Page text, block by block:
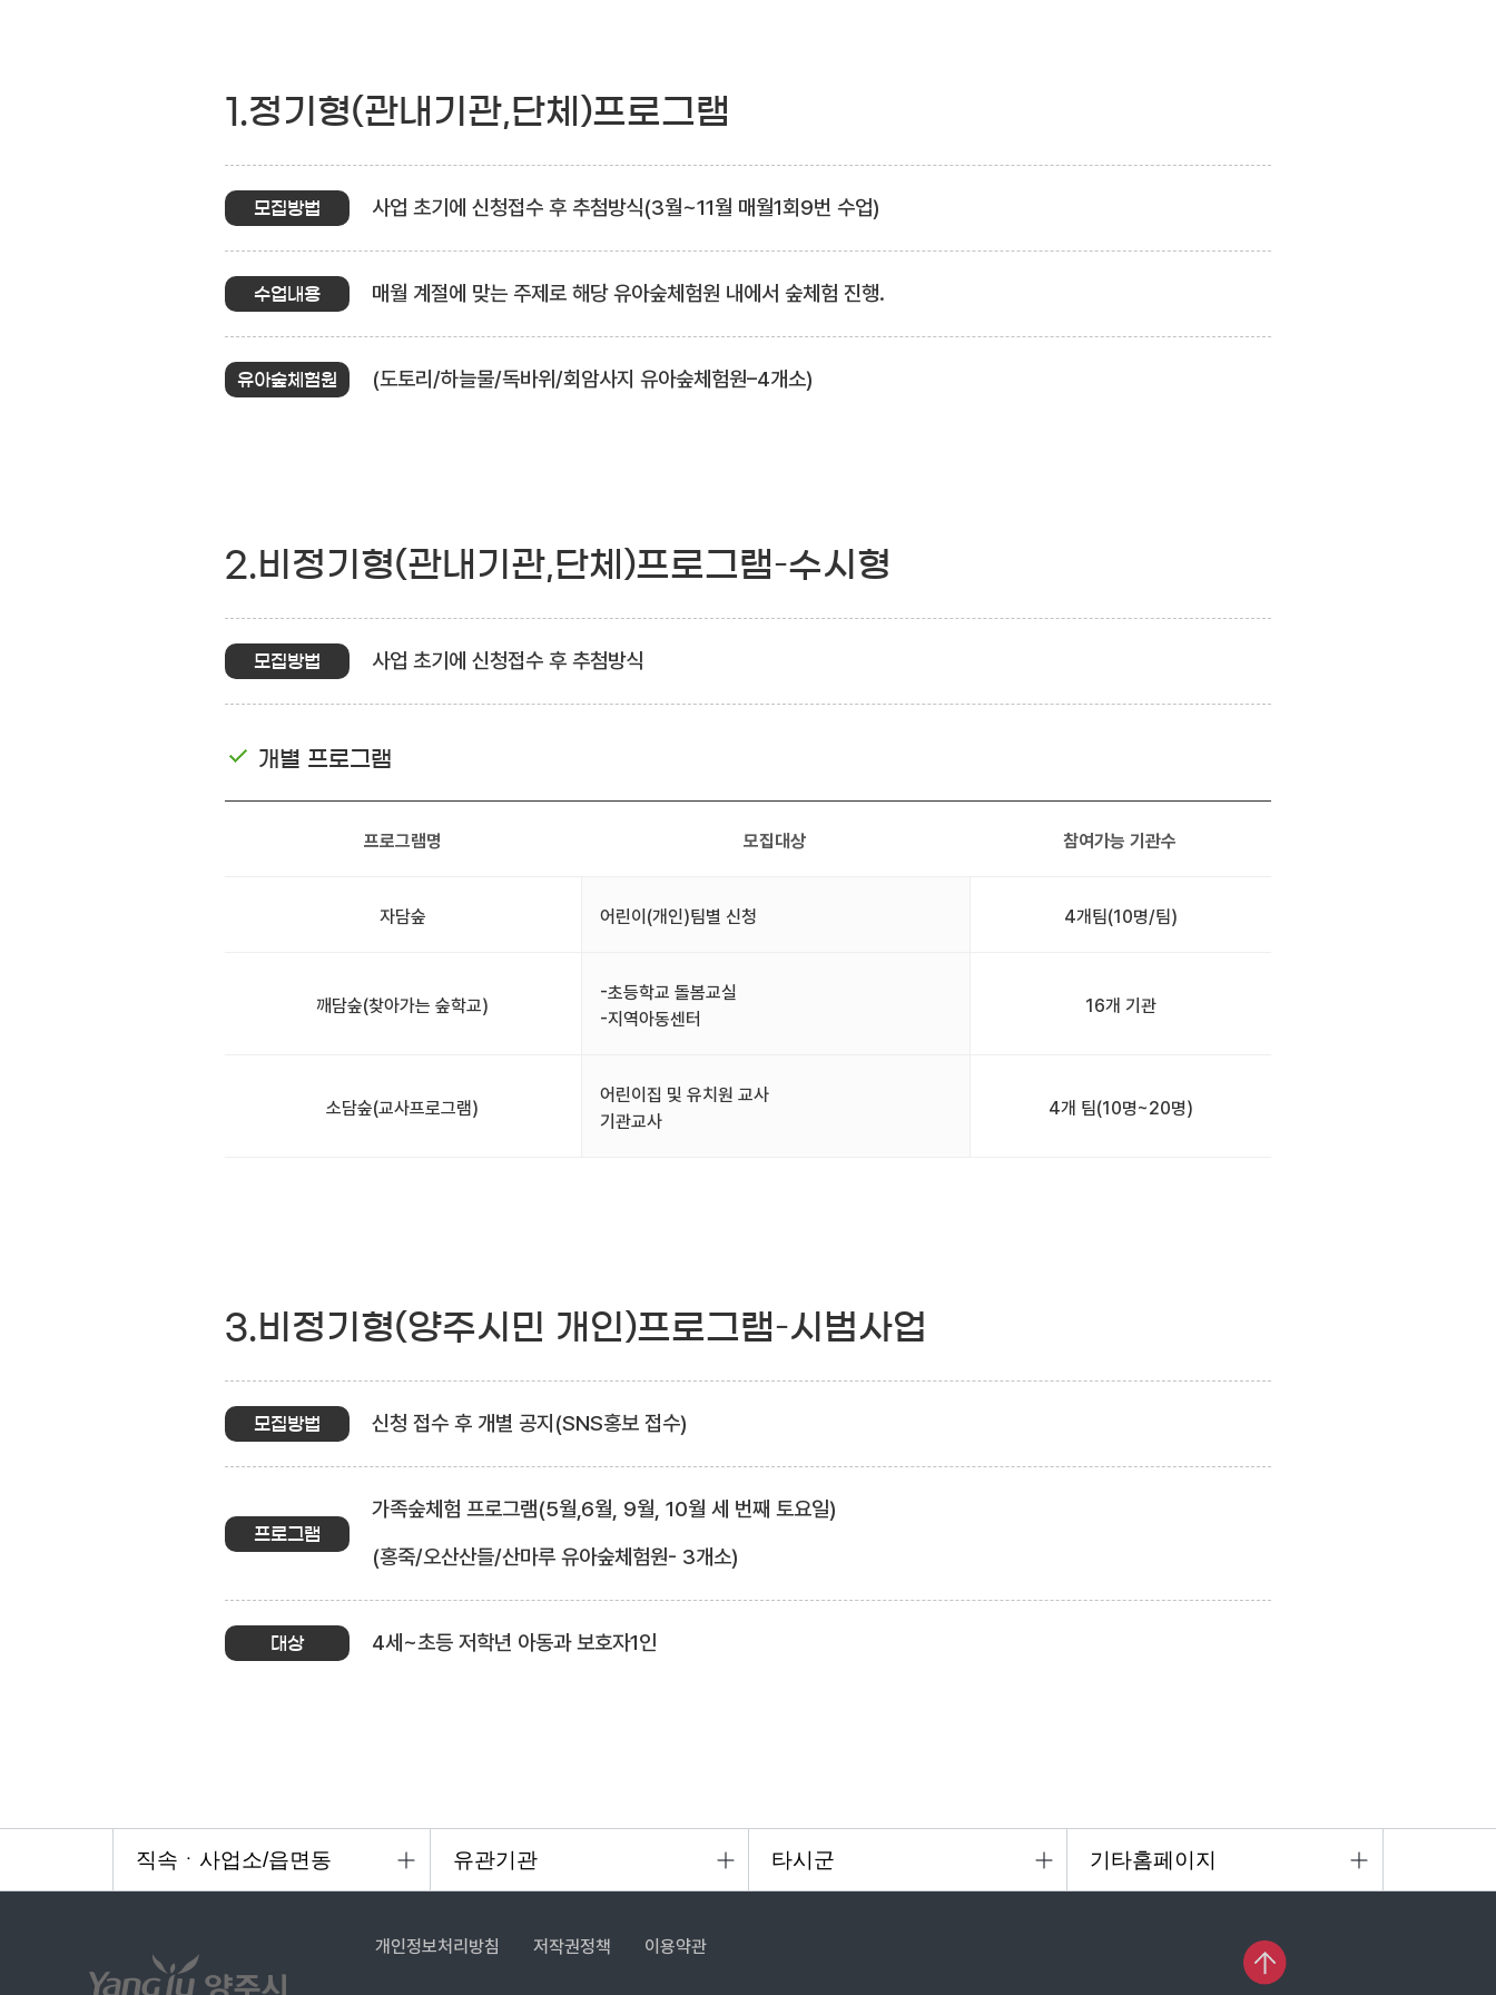
1.정기형(관내기관,단체)프로그램
모집방법 사업 초기에 신청접수 후 추첨방식(3월~11월 매월1회9번 수업)
수업내용 매월 계절에 맞는 주제로 해당 유아숲체험원 내에서 숲체험 진행.
유아숲체험원 (도토리/하늘물/독바위/회암사지 유아숲체험원–4개소)
2.비정기형(관내기관,단체)프로그램–수시형
모집방법 사업 초기에 신청접수 후 추첨방식
개별 프로그램
프로그램명 모집대상 참여가능 기관수
자담숲 어린이(개인)팀별 신청 4개팀(10명/팀)
깨담숲(찾아가는 숲학교)
-초등학교 돌봄교실
-지역아동센터
16개 기관
소담숲(교사프로그램)
어린이집 및 유치원 교사
기관교사
4개 팀(10명~20명)
3.비정기형(양주시민 개인)프로그램–시범사업
모집방법 신청 접수 후 개별 공지(SNS홍보 접수)
프로그램
가족숲체험 프로그램(5월,6월, 9월, 10월 세 번째 토요일)
(홍죽/오산산들/산마루 유아숲체험원- 3개소)
대상 4세~초등 저학년 아동과 보호자1인
개인정보처리방침 저작권정책 이용약관